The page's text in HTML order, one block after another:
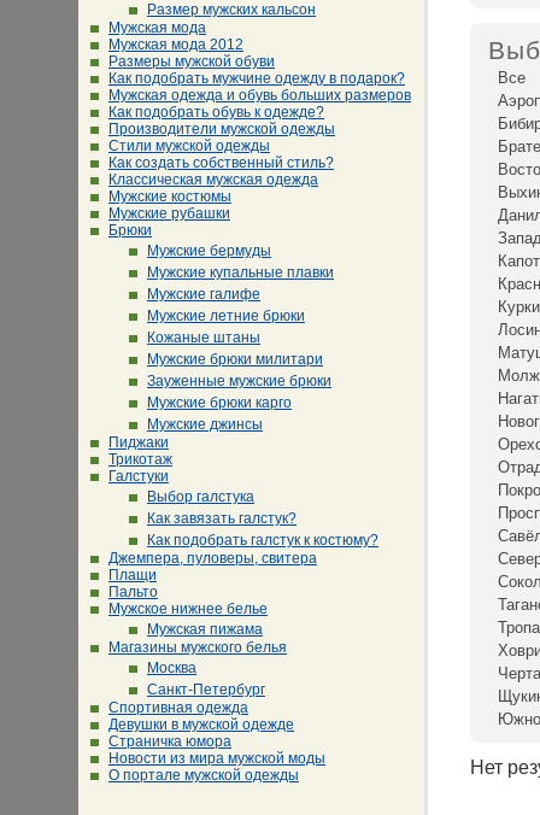
Размер мужских кальсон
Мужская мода
Мужская мода 2012
Размеры мужской обуви
Как подобрать мужчине одежду в подарок?
Мужская одежда и обувь больших размеров
Как подобрать обувь к одежде?
Производители мужской одежды
Стили мужской одежды
Как создать собственный стиль?
Классическая мужская одежда
Мужские костюмы
Мужские рубашки
Брюки
Мужские бермуды
Мужские купальные плавки
Мужские галифе
Мужские летние брюки
Кожаные штаны
Мужские брюки милитари
Зауженные мужские брюки
Мужские брюки карго
Мужские джинсы
Пиджаки
Трикотаж
Галстуки
Выбор галстука
Как завязать галстук?
Как подобрать галстук к костюму?
Джемпера, пуловеры, свитера
Плащи
Пальто
Мужское нижнее белье
Мужская пижама
Магазины мужского белья
Москва
Санкт-Петербург
Спортивная одежда
Девушки в мужской одежде
Страничка юмора
Новости из мира мужской моды
О портале мужской одежды
Все
Нет